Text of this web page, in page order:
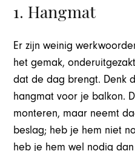
1. Hangmat
Er zijn weinig
het gemak,
dat de dag brengt. Denk
hangmat voor je balkon.
monteren, maar neemt
beslag; heb je hem niet
heb je hem wel nodig